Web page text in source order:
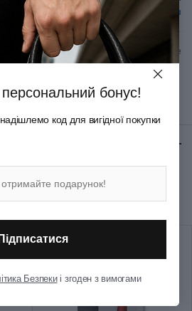
фруктів
Серейторне ; Складане
Поліпропілен
Неіржавна сталь
Помаранчевий
Серійний
купити разом
бонус!
код для вигідної покупки
Підписатися
Безпекиі згоден з вимогами